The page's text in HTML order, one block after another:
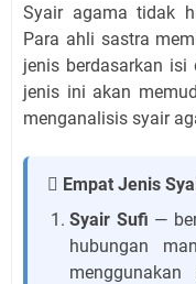
Syair agama tidak
Para ahli sastra
jenis berdasarkan isi
jenis ini akan
menganalisis syair
 Empat Jenis
Syair Sufi —
hubungan